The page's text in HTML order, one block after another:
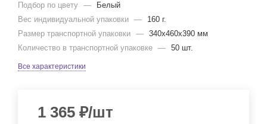
Подбор по цвету —
Белый
Вес индивидуальной упаковки —
160 г.
Размер транспортной упаковки — 340x460x390 мм
Количество в транспортной упаковке — 50 шт.
Все характеристики
1 365 ₽/шт